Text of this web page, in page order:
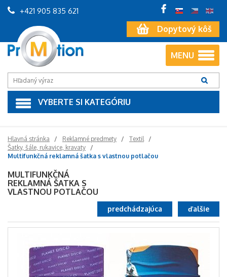
Dopytový kôš
+421 905 835 621
MENU
VYBERTE SI KATEGÓRIU
Hlavná stránka Reklamné predmety
Textil
Šatky, šále, rukavice, kravaty
Multifunkčná reklamná šatka s vlastnou potlačou
MULTIFUNKČNÁ
REKLAMNÁ ŠATKA S
VLASTNOU POTLAČOU
ďalšie
predchádzajúca